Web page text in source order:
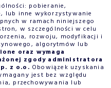
pobieranie,
lub inne wykorzystywanie
w ramach niniejszego
w szczególności w celu
rozwoju, modyfikacji i
algorytmów lub
oraz wymaga
zgody administratora
z o.o. Obowiązek uzyskania
jest bez względu
przechowywania lub